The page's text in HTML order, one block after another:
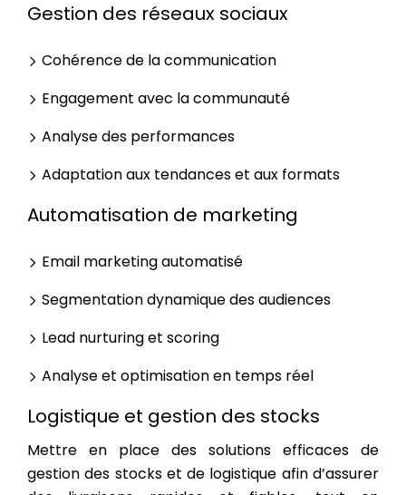
Gestion des réseaux sociaux
Cohérence de la communication
Engagement avec la communauté
Analyse des performances
Adaptation aux tendances et aux formats
Automatisation de marketing
Email marketing automatisé
Segmentation dynamique des audiences
Lead nurturing et scoring
Analyse et optimisation en temps réel
Logistique et gestion des stocks
Mettre en place des solutions efficaces de
gestion des stocks et de logistique afin d’assurer